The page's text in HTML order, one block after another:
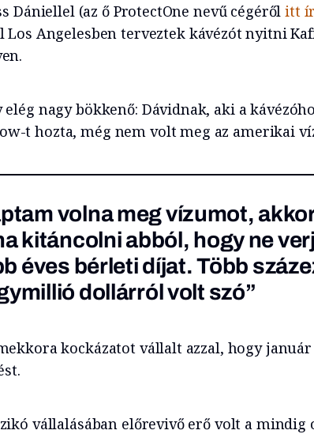
Dániellel (az ő ProtectOne nevű cégérőlitt
Los Angelesben terveztek kávézót nyitni
nagy bökkenő: Dávidnak, aki a
t hozta, még nem volt meg az amerikai
volna meg vízumot,
kitáncolni abból, hogy ne
éves bérleti díjat. Több
dollárról volt szó”
kockázatot vállalt azzal, hogy január
vállalásában előrevivő erő volt a mindig